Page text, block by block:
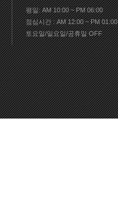
평일: AM 10:00 ~ PM 06:00
점심시간 : AM 12:00 ~ PM 01:00
토요일/일요일/공휴일 OFF